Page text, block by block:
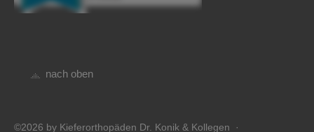
nach oben
©2026 by Kieferorthopäden Dr. Konik & Kollegen ·